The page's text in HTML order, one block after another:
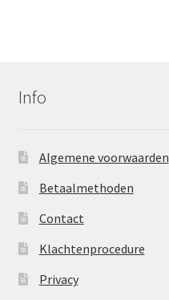
Info
Algemene voorwaarden
Betaalmethoden
Contact
Klachtenprocedure
Privacy